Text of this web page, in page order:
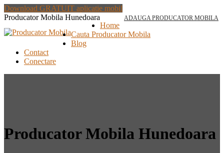
Download GRATUIT aplicatie mobil
Producator Mobila Hunedoara
ADAUGA PRODUCATOR MOBILA
Home
Cauta Producator Mobila
Blog
Contact
Conectare
Producator Mobila Hunedoara